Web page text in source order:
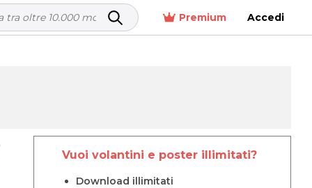
Premium Accedi
Vuoi volantini e poster illimitati?
Download illimitati